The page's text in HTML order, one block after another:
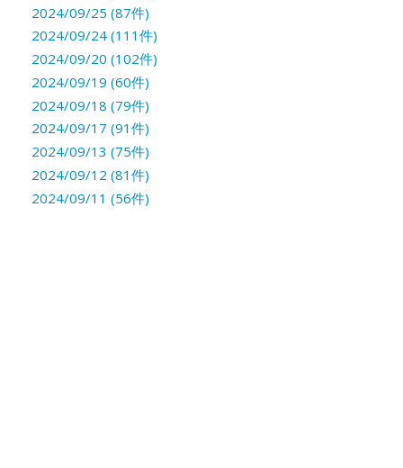
2024/09/25 (87件)
2024/09/24 (111件)
2024/09/20 (102件)
2024/09/19 (60件)
2024/09/18 (79件)
2024/09/17 (91件)
2024/09/13 (75件)
2024/09/12 (81件)
2024/09/11 (56件)